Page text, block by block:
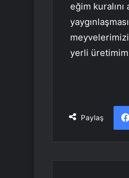
eğim
yerli
Paylaş